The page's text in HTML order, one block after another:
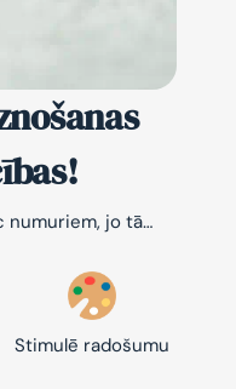
numuriem, jo tā…
Stimulē radošumu